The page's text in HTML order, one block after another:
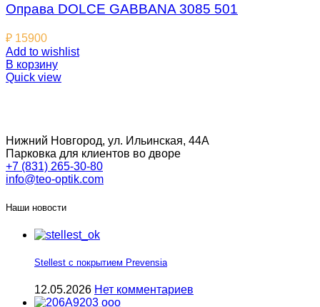
Оправа DOLCE GABBANA 3085 501
₽ 15900
Add to wishlist
В корзину
Quick view
Нижний Новгород, ул. Ильинская, 44А
Парковка для клиентов во дворе
+7 (831) 265-30-80
info@teo-optik.com
Наши новости
Stellest с покрытием Prevensia
12.05.2026 Нет комментариев